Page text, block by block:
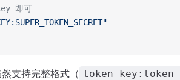
即可
支持完整格式（